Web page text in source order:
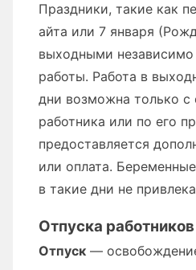
Праздники, такие как
айта или 7 января
выходными независимо
работы. Работа в
дни возможна только с
работника или по его
предоставляется
или оплата.
в такие дни не
Отпуска работников
Отпуск —